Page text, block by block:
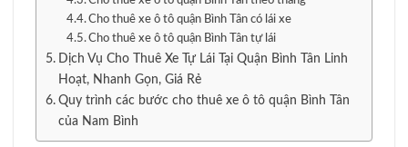
Cho thuê xe ô tô quận Bình Tân có lái xe
Cho thuê xe ô tô quận Bình Tân tự lái
Dịch Vụ Cho Thuê Xe Tự Lái Tại Quận Bình Tân Linh
Hoạt, Nhanh Gọn, Giá Rẻ
Quy trình các bước cho thuê xe ô tô quận Bình Tân
của Nam Bình